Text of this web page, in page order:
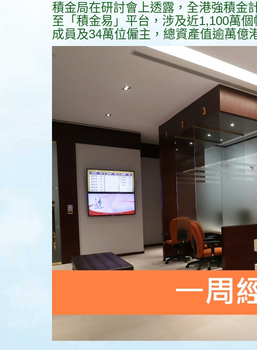
積金局在研討會上透露，全港強積金
至「積金易」平台，涉及近1,100萬
成員及34萬位僱主，總資產值逾萬億